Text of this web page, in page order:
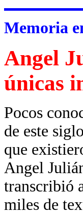
Memoria
Angel
únicas
Pocos
de este
que
Angel
transcribió
miles de